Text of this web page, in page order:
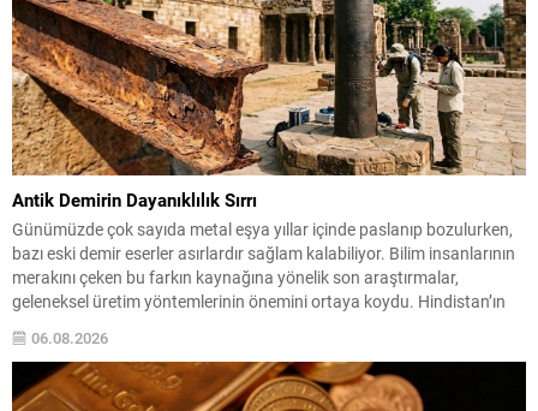
Antik Demirin Dayanıklılık Sırrı
Günümüzde çok sayıda metal eşya yıllar içinde paslanıp bozulurken,
bazı eski demir eserler asırlardır sağlam kalabiliyor. Bilim insanlarının
merakını çeken bu farkın kaynağına yönelik son araştırmalar,
geleneksel üretim yöntemlerinin önemini ortaya koydu. Hindistan’ın
orta kesiminden Agaria ustalarının kuşaktan kuşağa aktardığı demir
işleme teknikleri incelendiğinde, metalin yüzeyinde kendiliğinden
oluşan koruyucu bir...
06.08.2026